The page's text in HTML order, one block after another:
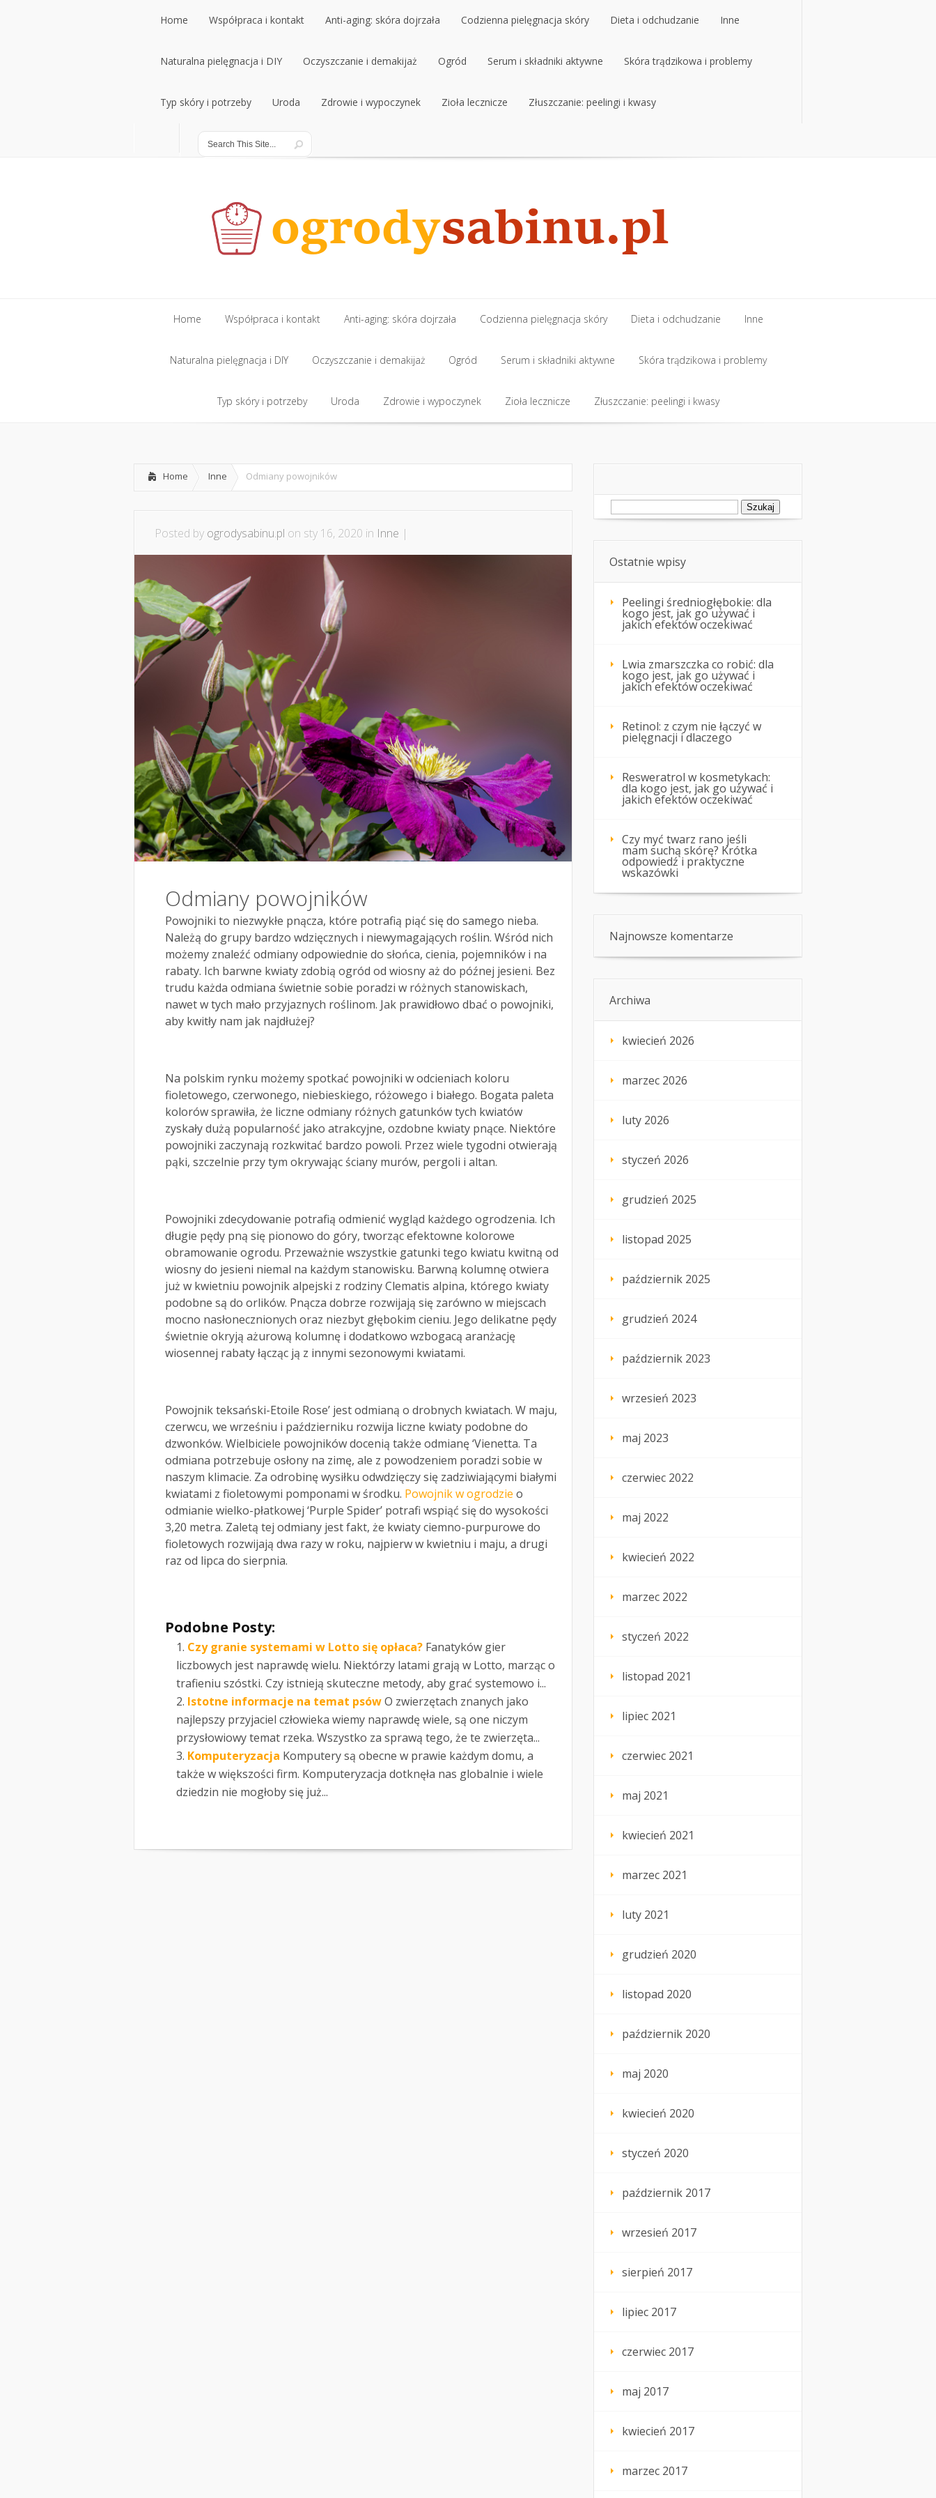
Home
Home
Współpraca i kontakt
Współpraca i kontakt
Anti-aging: skóra dojrzała
Anti-aging: skóra dojrzała
Codzienna pielęgnacja skóry
Codzienna pielęgnacja skóry
Dieta i odchudzanie
Dieta i odchudzanie
Inne
Inne
Naturalna pielęgnacja i DIY
Naturalna pielęgnacja i DIY
Oczyszczanie i demakijaż
Oczyszczanie i demakijaż
Ogród
Ogród
Serum i składniki aktywne
Serum i składniki aktywne
Skóra trądzikowa i problemy
Skóra trądzikowa i problemy
Typ skóry i potrzeby
Typ skóry i potrzeby
Uroda
Uroda
Zdrowie i wypoczynek Zioła lecznicze Złuszczanie: peelingi i kwasy
Home
Home
Współpraca i kontakt
Współpraca i kontakt
Anti-aging: skóra dojrzała
Anti-aging: skóra dojrzała
Codzienna pielęgnacja skóry
Codzienna pielęgnacja skóry
Dieta i odchudzanie
Dieta i odchudzanie
Inne
Inne
Naturalna pielęgnacja i DIY
Naturalna pielęgnacja i DIY
Oczyszczanie i demakijaż
Oczyszczanie i demakijaż
Ogród
Ogród
Serum i składniki aktywne
Serum i składniki aktywne
Skóra trądzikowa i problemy
Skóra trądzikowa i problemy
Typ skóry i potrzeby Uroda Zdrowie i wypoczynek Zioła lecznicze Złuszczanie: peelingi i kwasy
Home Inne Odmiany powojników
Posted by ogrodysabinu.pl on sty 16, 2020 in Inne |
Odmiany powojników
Powojniki to niezwykłe pnącza, które potrafią piąć się do samego nieba.
Należą do grupy bardzo wdzięcznych i niewymagających roślin. Wśród nich
możemy znaleźć odmiany odpowiednie do słońca, cienia, pojemników i na
rabaty. Ich barwne kwiaty zdobią ogród od wiosny aż do późnej jesieni. Bez
trudu każda odmiana świetnie sobie poradzi w różnych stanowiskach,
nawet w tych mało przyjaznych roślinom. Jak prawidłowo dbać o powojniki,
aby kwitły nam jak najdłużej?
Na polskim rynku możemy spotkać powojniki w odcieniach koloru
fioletowego, czerwonego, niebieskiego, różowego i białego. Bogata paleta
kolorów sprawiła, że liczne odmiany różnych gatunków tych kwiatów
zyskały dużą popularność jako atrakcyjne, ozdobne kwiaty pnące. Niektóre
powojniki zaczynają rozkwitać bardzo powoli. Przez wiele tygodni otwierają
pąki, szczelnie przy tym okrywając ściany murów, pergoli i altan.
Powojniki zdecydowanie potrafią odmienić wygląd każdego ogrodzenia. Ich
długie pędy pną się pionowo do góry, tworząc efektowne kolorowe
obramowanie ogrodu. Przeważnie wszystkie gatunki tego kwiatu kwitną od
wiosny do jesieni niemal na każdym stanowisku. Barwną kolumnę otwiera
już w kwietniu powojnik alpejski z rodziny Clematis alpina, którego kwiaty
podobne są do orlików. Pnącza dobrze rozwijają się zarówno w miejscach
mocno nasłonecznionych oraz niezbyt głębokim cieniu. Jego delikatne pędy
świetnie okryją ażurową kolumnę i dodatkowo wzbogacą aranżację
wiosennej rabaty łącząc ją z innymi sezonowymi kwiatami.
Powojnik teksański-Etoile Rose’ jest odmianą o drobnych kwiatach. W maju,
czerwcu, we wrześniu i październiku rozwija liczne kwiaty podobne do
dzwonków. Wielbiciele powojników docenią także odmianę ‘Vienetta. Ta
odmiana potrzebuje osłony na zimę, ale z powodzeniem poradzi sobie w
naszym klimacie. Za odrobinę wysiłku odwdzięczy się zadziwiającymi białymi
kwiatami z fioletowymi pomponami w środku. Powojnik w ogrodzie o
odmianie wielko-płatkowej ‘Purple Spider’ potrafi wspiąć się do wysokości
3,20 metra. Zaletą tej odmiany jest fakt, że kwiaty ciemno-purpurowe do
fioletowych rozwijają dwa razy w roku, najpierw w kwietniu i maju, a drugi
raz od lipca do sierpnia.
Podobne Posty:
Czy granie systemami w Lotto się opłaca? Fanatyków gier
liczbowych jest naprawdę wielu. Niektórzy latami grają w Lotto, marząc o
trafieniu szóstki. Czy istnieją skuteczne metody, aby grać systemowo i...
Istotne informacje na temat psówO zwierzętach znanych jako
najlepszy przyjaciel człowieka wiemy naprawdę wiele, są one niczym
przysłowiowy temat rzeka. Wszystko za sprawą tego, że te zwierzęta...
Komputeryzacja Komputery są obecne w prawie każdym domu, a
także w większości firm. Komputeryzacja dotknęła nas globalnie i wiele
dziedzin nie mogłoby się już...
Szukaj:
Ostatnie wpisy
Peelingi średniogłębokie: dla
kogo jest, jak go używać i
jakich efektów oczekiwać
Lwia zmarszczka co robić: dla
kogo jest, jak go używać i
jakich efektów oczekiwać
Retinol: z czym nie łączyć w
pielęgnacji i dlaczego
Resweratrol w kosmetykach:
dla kogo jest, jak go używać i
jakich efektów oczekiwać
Czy myć twarz rano jeśli
mam suchą skórę? Krótka
odpowiedź i praktyczne
wskazówki
Najnowsze komentarze
Archiwa
kwiecień 2026
marzec 2026
luty 2026
styczeń 2026
grudzień 2025
listopad 2025
październik 2025
grudzień 2024
październik 2023
wrzesień 2023
maj 2023
czerwiec 2022
maj 2022
kwiecień 2022
marzec 2022
styczeń 2022
listopad 2021
lipiec 2021
czerwiec 2021
maj 2021
kwiecień 2021
marzec 2021
luty 2021
grudzień 2020
listopad 2020
październik 2020
maj 2020
kwiecień 2020
styczeń 2020
październik 2017
wrzesień 2017
sierpień 2017
lipiec 2017
czerwiec 2017
maj 2017
kwiecień 2017
marzec 2017